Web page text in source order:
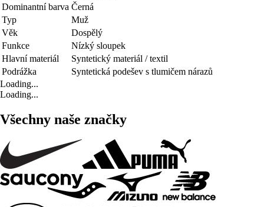
Dominantní barva Černá
Typ
Muž
Věk
Dospělý
Funkce
Nízký sloupek
Hlavní materiál
Syntetický materiál / textil
Podrážka
Syntetická podešev s tlumičem nárazů
Loading...
Loading...
Všechny naše značky